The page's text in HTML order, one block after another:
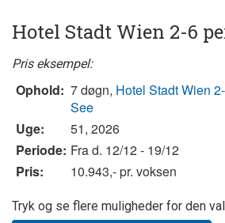
Hotel Stadt Wien 2-6
Pris eksempel:
Ophold: 7 døgn, Hotel Stadt Wien
See
Uge:
51, 2026
Periode: Fra d. 12/12 - 19/12
Pris:
10.943,- pr. voksen
Tryk og se flere muligheder for den